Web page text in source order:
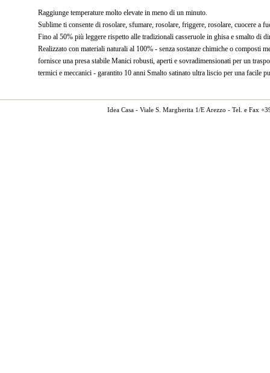
Raggiunge temperature molto elevate in meno di un minuto.
Sublime ti consente di rosolare, sfumare, rosolare, friggere, rosolare, cuocere a
Fino al 50% più leggere rispetto alle tradizionali casseruole in ghisa e smalto di
Realizzato con materiali naturali al 100% - senza sostanze chimiche o composti
fornisce una presa stabile Manici robusti, aperti e sovradimensionati per un
termici e meccanici - garantito 10 anni Smalto satinato ultra liscio per una facile
Idea Casa - Viale S. Margherita 1/E Arezzo - Tel. e Fax